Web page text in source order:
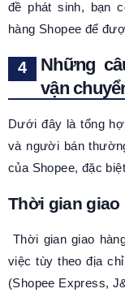
đề phát sinh, bạn
hàng Shopee để
Những
vận
Dưới đây là tổng
và người bán
của Shopee, đặc
Thời gian giao
Thời gian giao
việc tùy theo địa
(Shopee Express,